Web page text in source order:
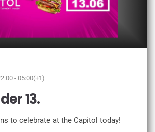
- 05:00(+1)
13.
to celebrate at the Capitol today!